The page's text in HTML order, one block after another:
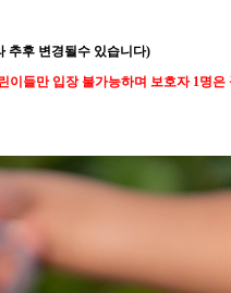
추후 변경될수 있습니다)
들만 입장 불가능하며 보호자 1명은